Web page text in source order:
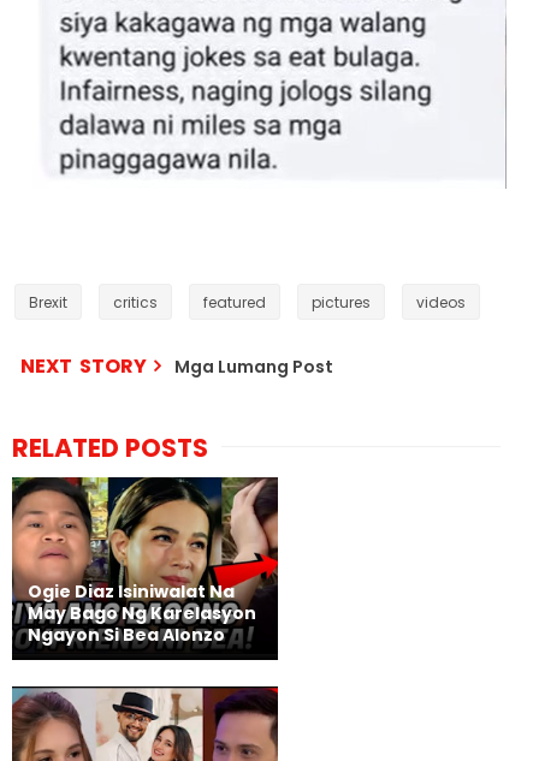
Brexit critics featured pictures videos
NEXT STORY Mga Lumang Post
RELATED POSTS
Ogie Diaz Isiniwalat Na
May Bago Ng Karelasyon
Ngayon Si Bea Alonzo